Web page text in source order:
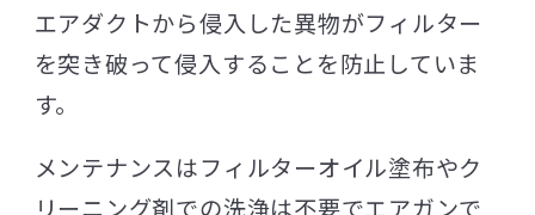
エアダクトから侵入した異物がフィルター
を突き破って侵入することを防止していま
す。
メンテナンスはフィルターオイル塗布やク
リーニング剤での洗浄は不要でエアガンで